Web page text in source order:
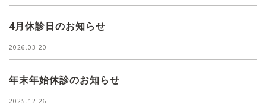
4月休診日のお知らせ
2026.03.20
年末年始休診のお知らせ
2025.12.26